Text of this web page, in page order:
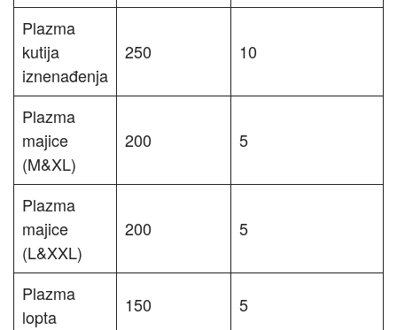
Plazma
kutija
iznenađenja
250 10
Plazma
majice
(M&XL)
200 5
Plazma
majice
(L&XXL)
200 5
Plazma
lopta
150 5